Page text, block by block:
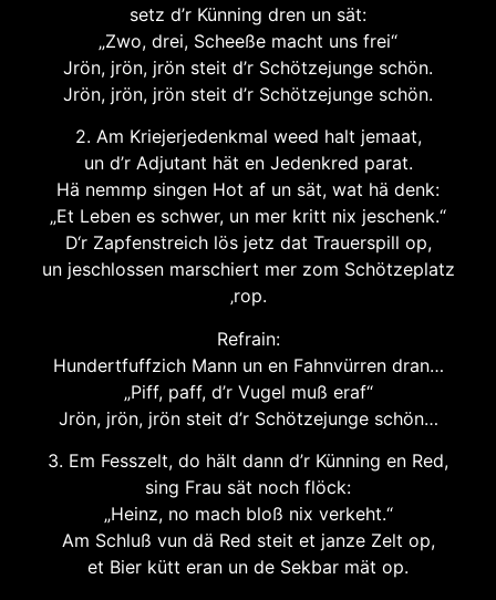
setz d’r Künning dren un sät:
„Zwo, drei, Scheeße macht uns frei“
Jrön, jrön, jrön steit d’r Schötzejunge schön.
Jrön, jrön, jrön steit d’r Schötzejunge schön.
2. Am Kriejerjedenkmal weed halt jemaat,
un d’r Adjutant hät en Jedenkred parat.
Hä nemmp singen Hot af un sät, wat hä denk:
„Et Leben es schwer, un mer kritt nix jeschenk.“
D‘r Zapfenstreich lös jetz dat Trauerspill op,
un jeschlossen marschiert mer zom Schötzeplatz
‚rop.
Refrain:
Hundertfuffzich Mann un en Fahnvürren dran…
„Piff, paff, d’r Vugel muß eraf“
Jrön, jrön, jrön steit d’r Schötzejunge schön…
3. Em Fesszelt, do hält dann d’r Künning en Red,
sing Frau sät noch flöck:
„Heinz, no mach bloß nix verkeht.“
Am Schluß vun dä Red steit et janze Zelt op,
et Bier kütt eran un de Sekbar mät op.